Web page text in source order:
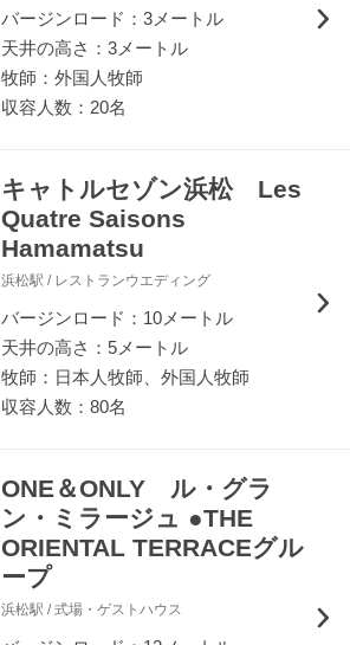
バージンロード：3メートル
天井の高さ：3メートル
牧師：外国人牧師
収容人数：20名
キャトルセゾン浜松 Les
Quatre Saisons
Hamamatsu
浜松駅 / レストランウエディング
バージンロード：10メートル
天井の高さ：5メートル
牧師：日本人牧師、外国人牧師
収容人数：80名
ONE＆ONLY ル・グラ
ン・ミラージュ ●THE
ORIENTAL TERRACEグル
ープ
浜松駅 / 式場・ゲストハウス